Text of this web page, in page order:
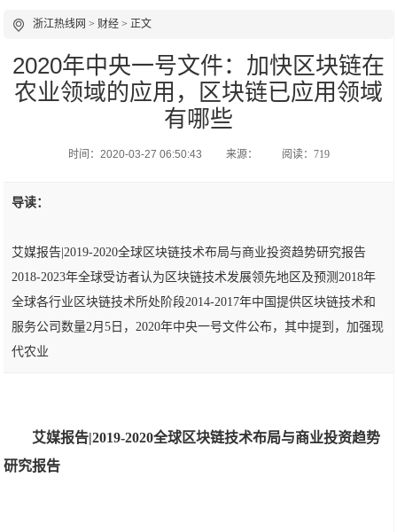
浙江热线网 > 财经 > 正文
2020年中央一号文件：加快区块链在
农业领域的应用，区块链已应用领域
有哪些
时间：2020-03-27 06:50:43 来源： 阅读：719
导读：
艾媒报告|2019-2020全球区块链技术布局与商业投资趋势研究报告
2018-2023年全球受访者认为区块链技术发展领先地区及预测2018年
全球各行业区块链技术所处阶段2014-2017年中国提供区块链技术和
服务公司数量2月5日，2020年中央一号文件公布，其中提到，加强现
代农业
艾媒报告|2019-2020全球区块链技术布局与商业投资趋势
研究报告